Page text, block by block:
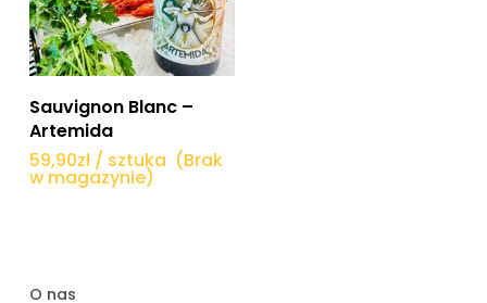
Dowiedz się więcej
Sauvignon Blanc –
Artemida
59,90zł / sztuka (Brak
w magazynie)
O nas